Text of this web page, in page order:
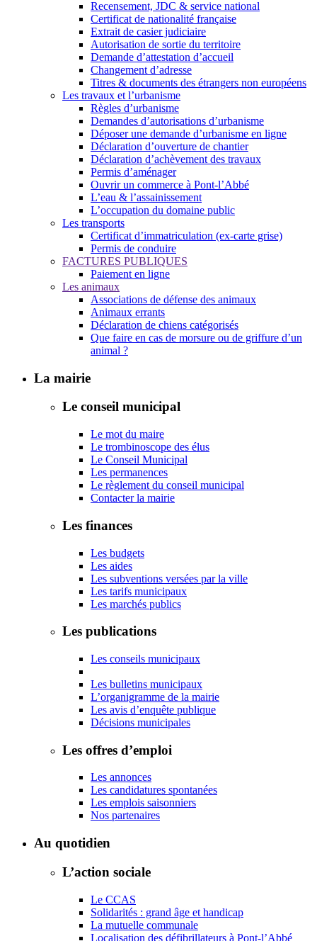
Recensement, JDC & service national
Certificat de nationalité française
Extrait de casier judiciaire
Autorisation de sortie du territoire
Demande d’attestation d’accueil
Changement d’adresse
Titres & documents des étrangers non européens
Les travaux et l’urbanisme
Règles d’urbanisme
Demandes d’autorisations d’urbanisme
Déposer une demande d’urbanisme en ligne
Déclaration d’ouverture de chantier
Déclaration d’achèvement des travaux
Permis d’aménager
Ouvrir un commerce à Pont-l’Abbé
L’eau & l’assainissement
L’occupation du domaine public
Les transports
Certificat d’immatriculation (ex-carte grise)
Permis de conduire
FACTURES PUBLIQUES
Paiement en ligne
Les animaux
Associations de défense des animaux
Animaux errants
Déclaration de chiens catégorisés
Que faire en cas de morsure ou de griffure d’un
animal ?
La mairie
Le conseil municipal
Le mot du maire
Le trombinoscope des élus
Le Conseil Municipal
Les permanences
Le règlement du conseil municipal
Contacter la mairie
Les finances
Les budgets
Les aides
Les subventions versées par la ville
Les tarifs municipaux
Les marchés publics
Les publications
Les conseils municipaux
Les bulletins municipaux
L’organigramme de la mairie
Les avis d’enquête publique
Décisions municipales
Les offres d’emploi
Les annonces
Les candidatures spontanées
Les emplois saisonniers
Nos partenaires
Au quotidien
L’action sociale
Le CCAS
Solidarités : grand âge et handicap
La mutuelle communale
Localisation des défibrillateurs à Pont-l’Abbé